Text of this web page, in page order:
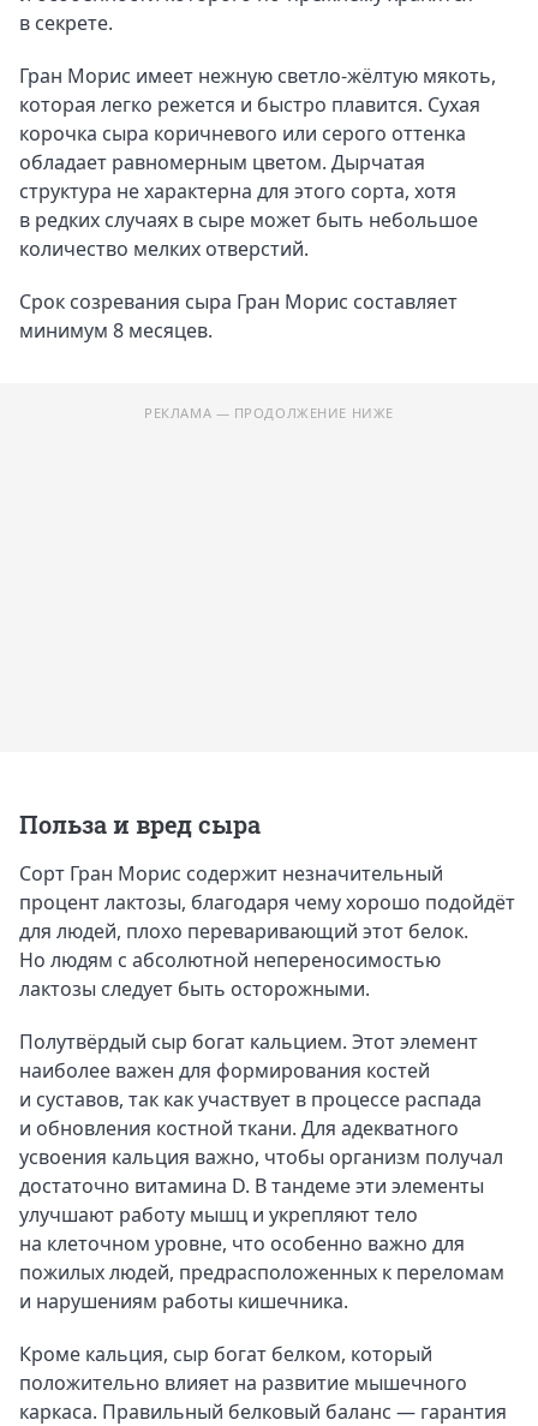
в секрете.
Гран Морис имеет нежную светло-жёлтую мякоть,
которая легко режется и быстро плавится. Сухая
корочка сыра коричневого или серого оттенка
обладает равномерным цветом. Дырчатая
структура не характерна для этого сорта, хотя
в редких случаях в сыре может быть небольшое
количество мелких отверстий.
Срок созревания сыра Гран Морис составляет
минимум 8 месяцев.
РЕКЛАМА — ПРОДОЛЖЕНИЕ НИЖЕ
Польза и вред сыра
Сорт Гран Морис содержит незначительный
процент лактозы, благодаря чему хорошо подойдёт
для людей, плохо переваривающий этот белок.
Но людям с абсолютной непереносимостью
лактозы следует быть осторожными.
Полутвёрдый сыр богат кальцием. Этот элемент
наиболее важен для формирования костей
и суставов, так как участвует в процессе распада
и обновления костной ткани. Для адекватного
усвоения кальция важно, чтобы организм получал
достаточно витамина D. В тандеме эти элементы
улучшают работу мышц и укрепляют тело
на клеточном уровне, что особенно важно для
пожилых людей, предрасположенных к переломам
и нарушениям работы кишечника.
Кроме кальция, сыр богат белком, который
положительно влияет на развитие мышечного
каркаса. Правильный белковый баланс — гарантия